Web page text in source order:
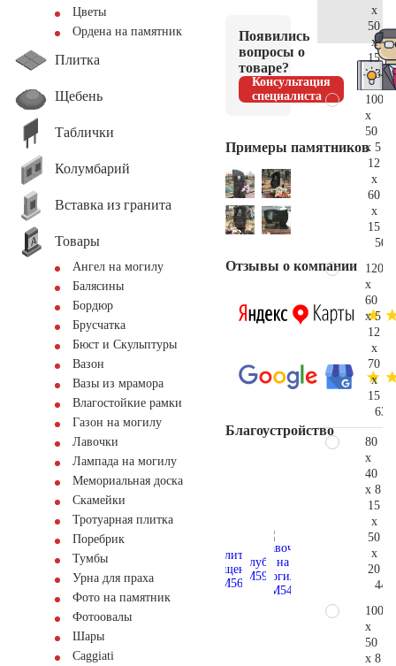
Цветы
Ордена на памятник
Плитка
Щебень
Таблички
Колумбарий
Вставка из гранита
Товары
Ангел на могилу
Балясины
Бордюр
Брусчатка
Бюст и Скульптуры
Вазон
Вазы из мрамора
Влагостойкие рамки
Газон на могилу
Лавочки
Лампада на могилу
Мемориальная доска
Скамейки
Тротуарная плитка
Поребрик
Тумбы
Урна для праха
Фото на памятник
Фотоовалы
Шары
Сaggiati
Появились
вопросы о
товаре?
Консультация
специалиста
Примеры памятников
Отзывы о компании
Благоустройство
x
50
x
15
100
x
50
x 5
12
x
60
x
15
120
x
60
x 5
12
x
70
x
15
80
x
40
x 8
15
x
50
x
20
100
x
50
x 8